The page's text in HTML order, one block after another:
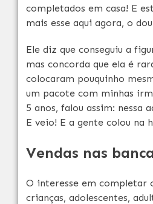
completados em casa! E
mais esse aqui agora, o
Ele diz que conseguiu a
mas concorda que ela é
colocaram pouquinho
um pacote com minhas
5 anos, falou assim: nessa
E veio! E a gente colou na
Vendas nas
O interesse em completar
crianças, adolescentes,